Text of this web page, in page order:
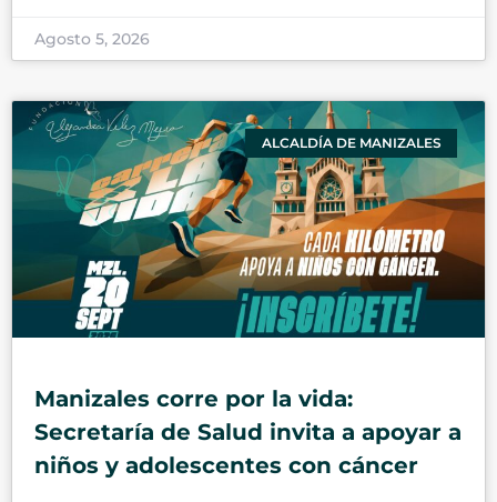
Agosto 5, 2026
ALCALDÍA DE MANIZALES
Manizales corre por la vida:
Secretaría de Salud invita a apoyar a
niños y adolescentes con cáncer